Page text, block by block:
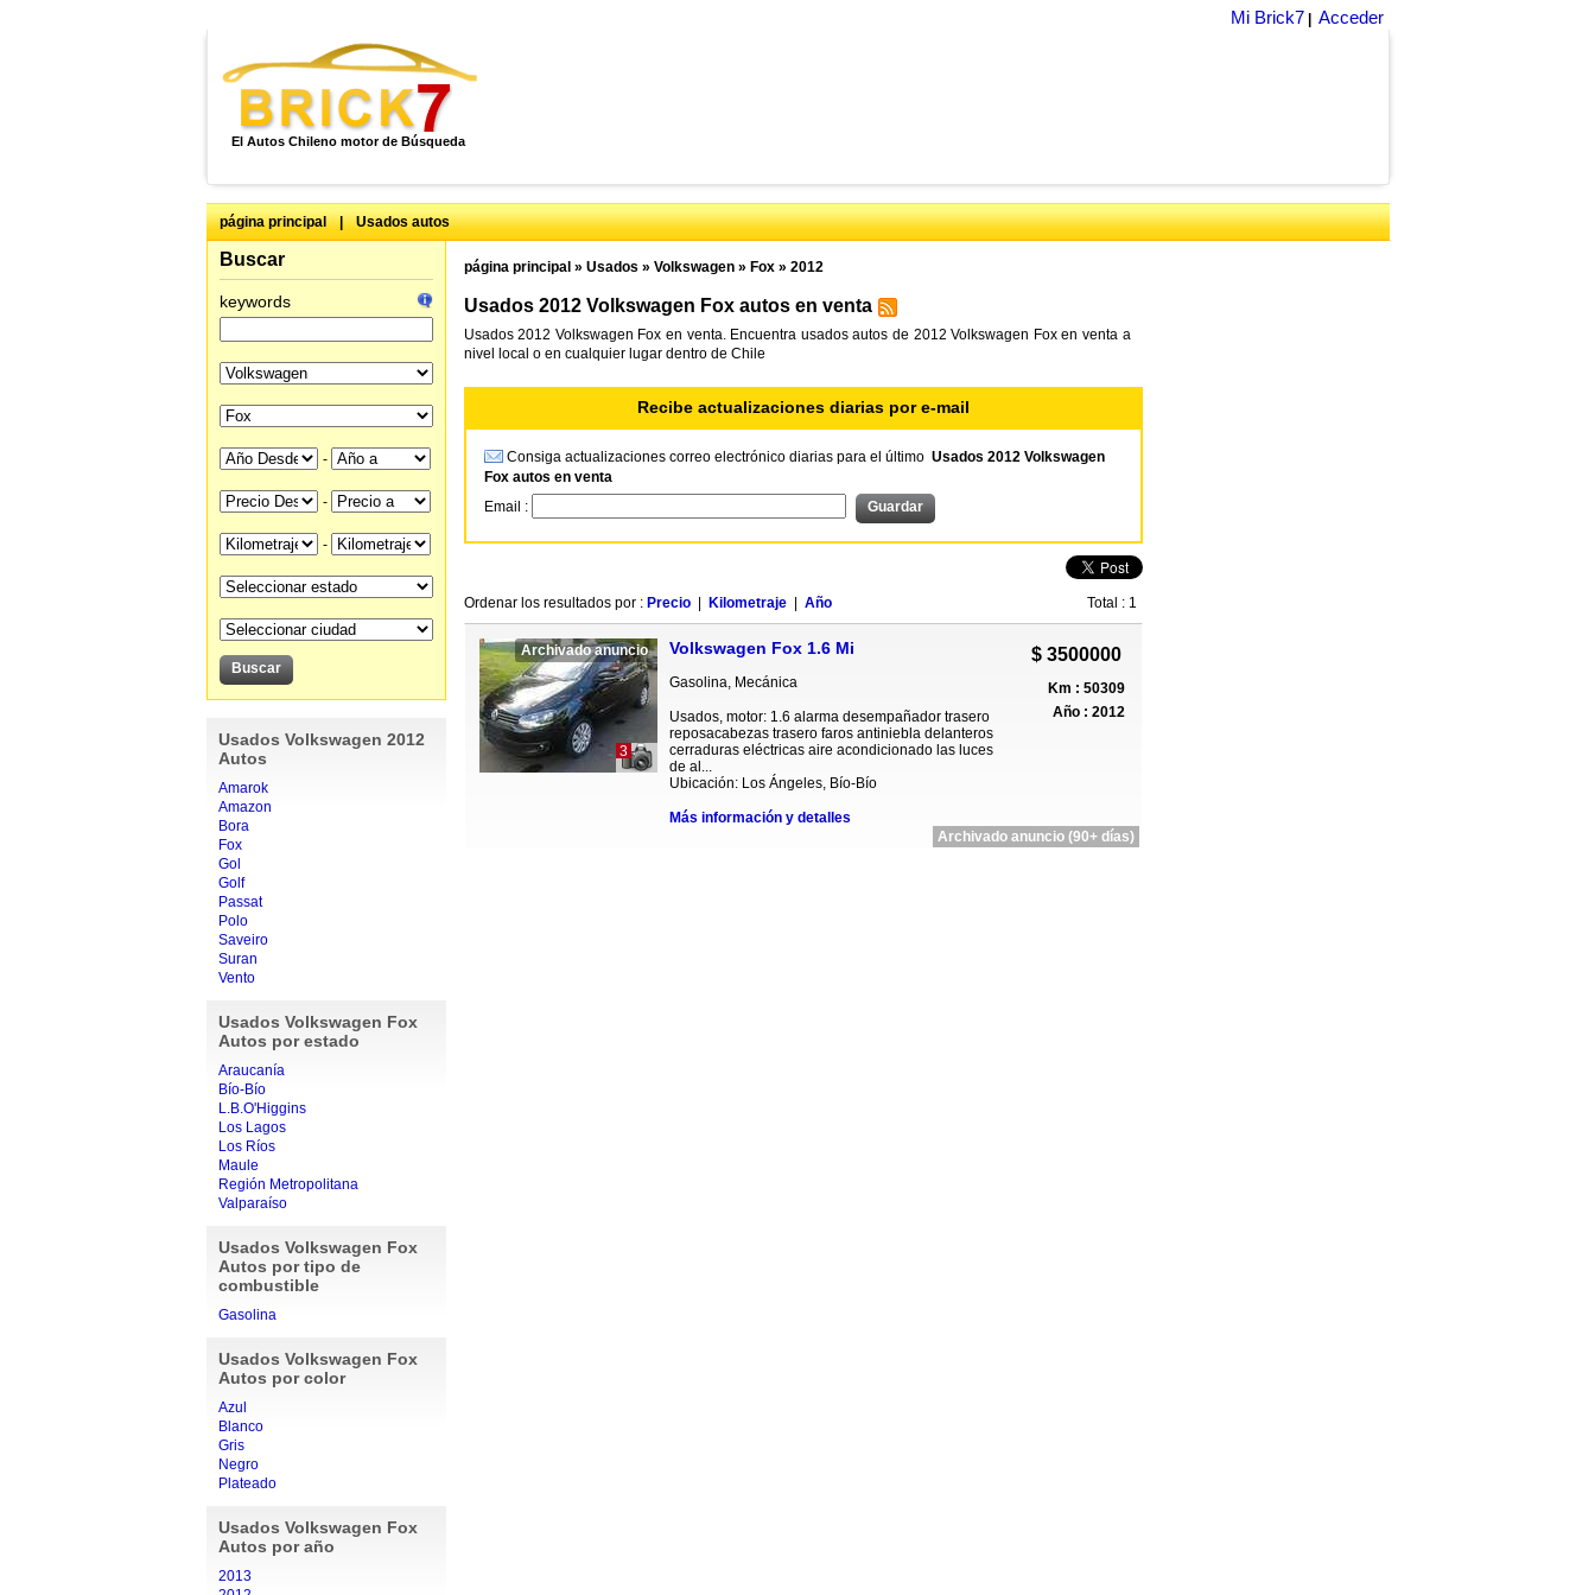
Mi Brick7 Acceder
El Autos Chileno motor de Búsqueda
página principal | Usados autos
Buscar
keywords
-
-
-
Usados Volkswagen 2012
Autos
Amarok
Amazon
Bora
Fox
Gol
Golf
Passat
Polo
Saveiro
Suran
Vento
Usados Volkswagen Fox
Autos por estado
Araucanía
Bío-Bío
L.B.O'Higgins
Los Lagos
Los Ríos
Maule
Región Metropolitana
Valparaíso
Usados Volkswagen Fox
Autos por tipo de
combustible
Gasolina
Usados Volkswagen Fox
Autos por color
Azul
Blanco
Gris
Negro
Plateado
Usados Volkswagen Fox
Autos por año
2013
página principal » Usados » Volkswagen» Fox» 2012
Usados 2012 Volkswagen Fox autos en venta
Usados 2012 Volkswagen Fox en venta. Encuentra usados autos de 2012 Volkswagen Fox en venta a
nivel local o en cualquier lugar dentro de Chile
Recibe actualizaciones diarias por e-mail
Consiga actualizaciones correo electrónico diarias para el último Usados 2012 Volkswagen
Fox autos en venta
Email :
Ordenar los resultados por : Precio| Kilometraje| Año Total : 1
Archivado anuncio
3
Volkswagen Fox 1.6 Mi
Gasolina, Mecánica
Usados, motor: 1.6 alarma desempañador trasero
reposacabezas trasero faros antiniebla delanteros
cerraduras eléctricas aire acondicionado las luces
de al...
Ubicación: Los Ángeles, Bío-Bío
Más información y detalles
$ 3500000
Km : 50309
Año : 2012
Archivado anuncio (90+ días)